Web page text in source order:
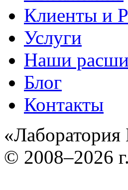
Клиенты и
Услуги
Наши
Блог
Контакты
© 2008–2026 г.